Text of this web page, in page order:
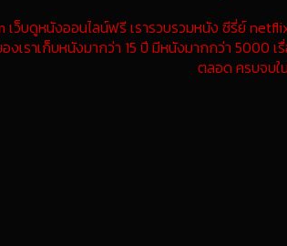
เว็บดูหนังออนไลน์ฟรี เรารวบรวมหนัง ซีรี่ย์
งเราเก็บหนังมากว่า 15 ปี มีหนังมากกว่า 5000
ตลอด ครบจบใ